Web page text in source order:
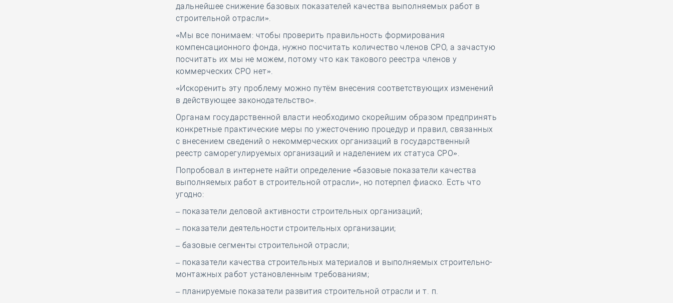
дальнейшее снижение базовых показателей качества выполняемых работ в
строительной отрасли».
«Мы все понимаем: чтобы проверить правильность формирования
компенсационного фонда, нужно посчитать количество членов СРО, а зачастую
посчитать их мы не можем, потому что как такового реестра членов у
коммерческих СРО нет».
«Искоренить эту проблему можно путём внесения соответствующих изменений
в действующее законодательство».
Органам государственной власти необходимо скорейшим образом предпринять
конкретные практические меры по ужесточению процедур и правил, связанных
с внесением сведений о некоммерческих организаций в государственный
реестр саморегулируемых организаций и наделением их статуса СРО».
Попробовал в интернете найти определение «базовые показатели качества
выполняемых работ в строительной отрасли», но потерпел фиаско. Есть что
угодно:
– показатели деловой активности строительных организаций;
– показатели деятельности строительных организации;
– базовые сегменты строительной отрасли;
– показатели качества строительных материалов и выполняемых строительно-
монтажных работ установленным требованиям;
– планируемые показатели развития строительной отрасли и т. п.